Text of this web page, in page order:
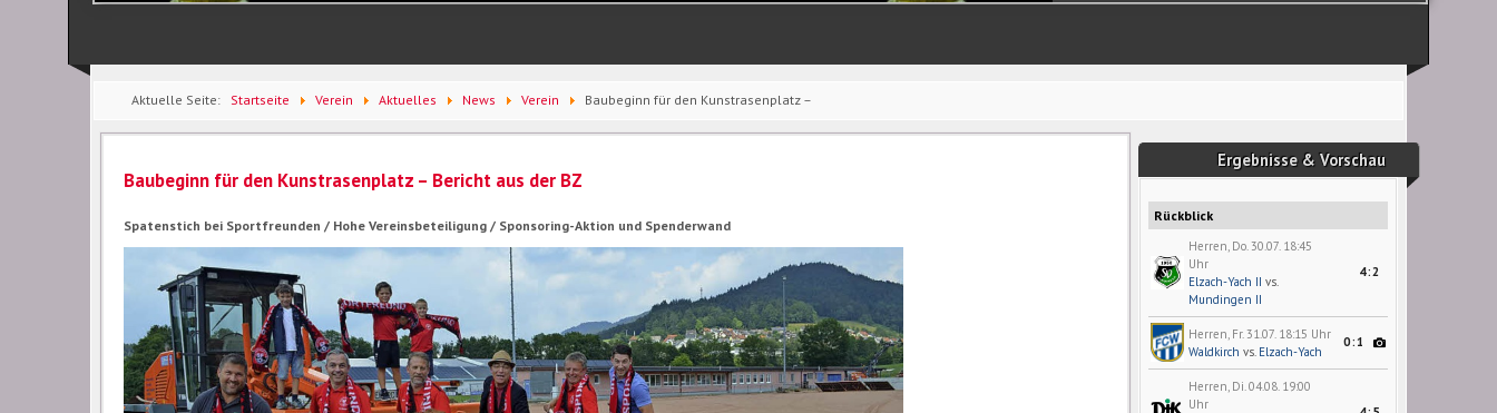
Aktuelle Seite: Startseite Verein Aktuelles News Verein
Baubeginn für den Kunstrasenplatz –
Baubeginn für den Kunstrasenplatz – Bericht aus der BZ
Spatenstich bei Sportfreunden / Hohe Vereinsbeteiligung / Sponsoring-Aktion und Spenderwand
Ergebnisse & Vorschau
Rückblick
Herren, Do. 30.07. 18:45
Uhr
Elzach-Yach II vs.
Mundingen II
4:2
Herren, Fr. 31.07. 18:15 Uhr
Waldkirch vs. Elzach-Yach
0:1
Herren, Di. 04.08. 19:00
Uhr